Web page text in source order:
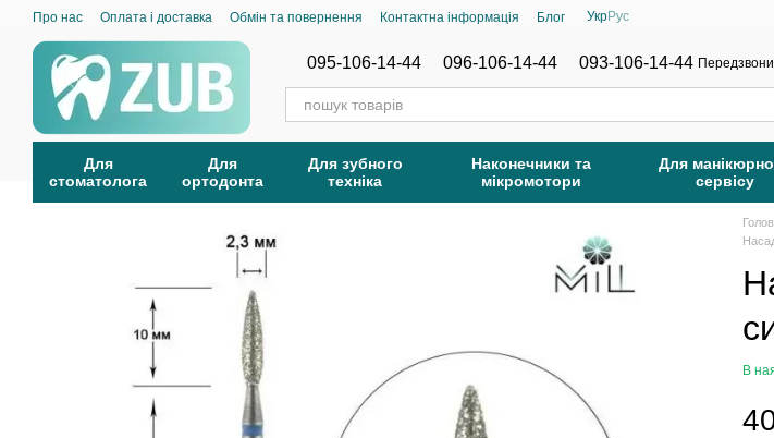
Перейти до основного контенту
Про нас Оплата і доставка Обмін та повернення Контактна інформація Блог УкрРус
095-106-14-44 096-106-14-44 093-106-14-44
Для
стоматолога
Для
ортодонта
Для зубного
техніка
Наконечники та
мікромотори
Для
сервісу
В